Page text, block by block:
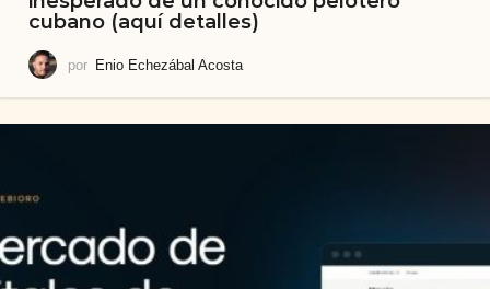
cubano (aquí detalles)
por Enio Echezábal Acosta